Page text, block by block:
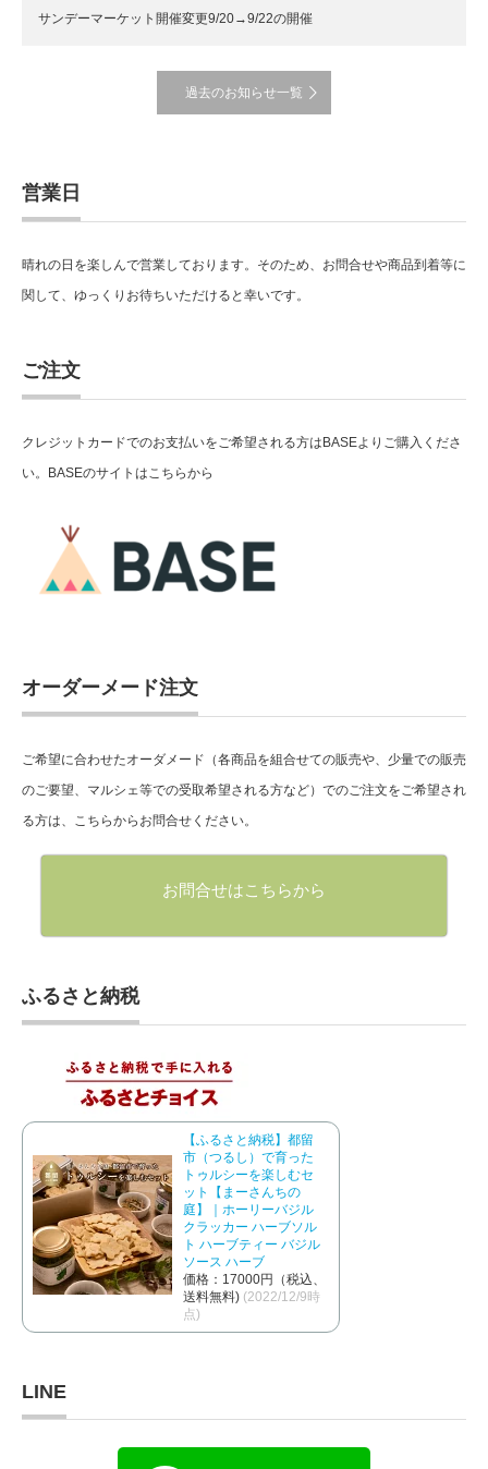
サンデーマーケット開催変更9/20→9/22の開催
過去のお知らせ一覧
営業日
晴れの日を楽しんで営業しております。そのため、お問合せや商品到着等に
関して、ゆっくりお待ちいただけると幸いです。
ご注文
クレジットカードでのお支払いをご希望される方はBASEよりご購入くださ
い。BASEのサイトはこちらから
オーダーメード注文
ご希望に合わせたオーダメード（各商品を組合せての販売や、少量での販売
のご要望、マルシェ等での受取希望される方など）でのご注文をご希望され
る方は、こちらからお問合せください。
お問合せはこちらから
ふるさと納税
【ふるさと納税】都留
市（つるし）で育った
トゥルシーを楽しむセ
ット【まーさんちの
庭】｜ホーリーバジル
クラッカー ハーブソル
ト ハーブティー バジル
ソース ハーブ
価格：17000円（税込、
送料無料) (2022/12/9時
点)
LINE